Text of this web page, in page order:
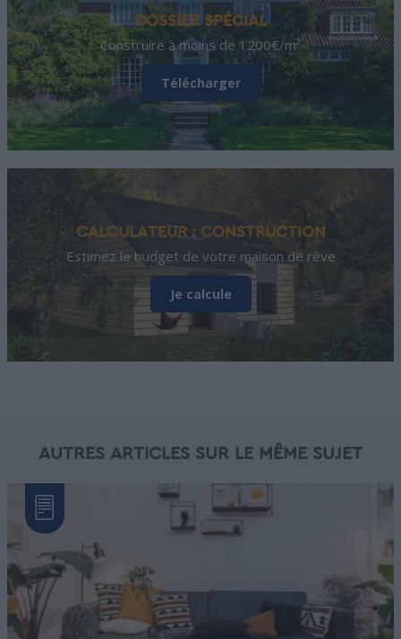
DOSSIER SPÉCIAL
Construire à moins de 1200€/m²
Télécharger
CALCULATEUR : CONSTRUCTION
Estimez le budget de votre maison de rêve
Je calcule
AUTRES ARTICLES SUR LE MÊME SUJET